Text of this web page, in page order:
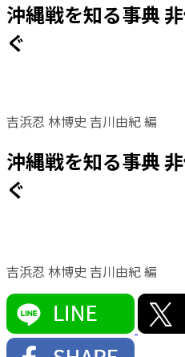
沖縄戦を知る事典
ぐ
吉浜忍 林博史 吉川由紀 編
沖縄戦を知る事典
ぐ
吉浜忍 林博史 吉川由紀 編